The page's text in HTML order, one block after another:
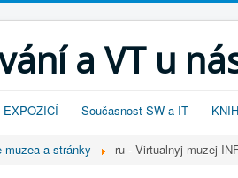
a VT u
EXPOZICÍ Současnost SW a IT
muzea a stránky ru - Virtualnyj muzej